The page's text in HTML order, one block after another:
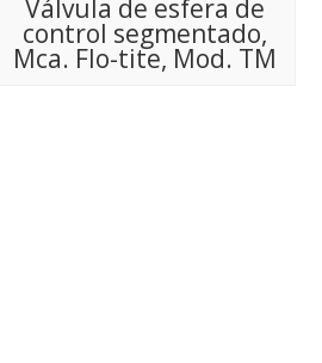
Válvula de esfera de
control segmentado,
Mca. Flo-tite, Mod. TM